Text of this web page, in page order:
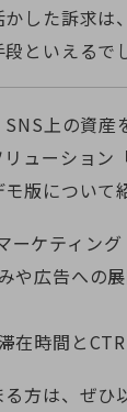
した訴求は
といえるで
上の資産
リューショ
版について
ーケティン
や広告への
在時間と
方は、ぜひ